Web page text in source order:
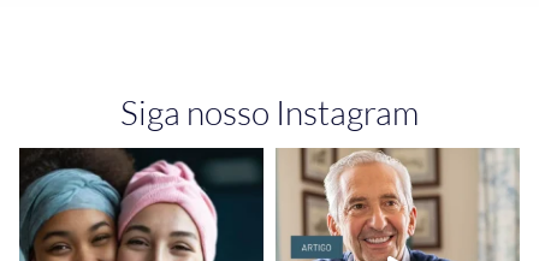
Siga nosso Instagram